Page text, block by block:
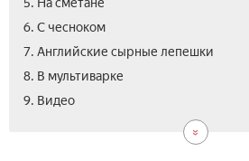
5. На сметане
6. С чесноком
7. Английские сырные лепешки
8. В мультиварке
9. Видео